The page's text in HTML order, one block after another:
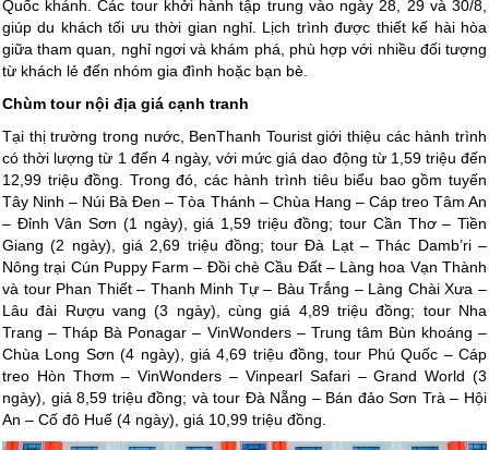
Quốc khánh. Các tour khởi hành tập trung vào ngày 28, 29 và 30/8,
giúp du khách tối ưu thời gian nghỉ. Lịch trình được thiết kế hài hòa
giữa tham quan, nghỉ ngơi và khám phá, phù hợp với nhiều đối tượng
từ khách lẻ đến nhóm gia đình hoặc bạn bè.
Chùm tour nội địa giá cạnh tranh
Tại thị trường trong nước, BenThanh Tourist giới thiệu các hành trình
có thời lượng từ 1 đến 4 ngày, với mức giá dao động từ 1,59 triệu đến
12,99 triệu đồng. Trong đó, các hành trình tiêu biểu bao gồm tuyến
Tây Ninh – Núi Bà Đen – Tòa Thánh – Chùa Hang – Cáp treo Tâm An
– Đỉnh Vân Sơn (1 ngày), giá 1,59 triệu đồng; tour Cần Thơ – Tiền
Giang (2 ngày), giá 2,69 triệu đồng; tour Đà Lạt – Thác Damb’ri –
Nông trại Cún Puppy Farm – Đồi chè Cầu Đất – Làng hoa Vạn Thành
và tour Phan Thiết – Thanh Minh Tự – Bàu Trắng – Làng Chài Xưa –
Lâu đài Rượu vang (3 ngày), cùng giá 4,89 triệu đồng; tour Nha
Trang – Tháp Bà Ponagar – VinWonders – Trung tâm Bùn khoáng –
Chùa Long Sơn (4 ngày), giá 4,69 triệu đồng, tour Phú Quốc – Cáp
treo Hòn Thơm – VinWonders – Vinpearl Safari – Grand World (3
ngày), giá 8,59 triệu đồng; và tour Đà Nẵng – Bán đảo Sơn Trà – Hội
An – Cố đô Huế (4 ngày), giá 10,99 triệu đồng.